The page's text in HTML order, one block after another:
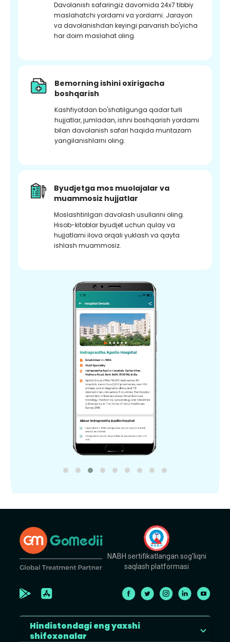
Davolanish safaringiz davomida 24x7 tibbiy
maslahatchi yordami va yordami. Jarayon
va davolanishdan keyingi parvarish bo'yicha
har doim maslahat oling.
Bemorning ishini oxirigacha
boshqarish
Kashfiyotdan bo'shatilgunga qadar turli
hujjatlar, jumladan, ishni boshqarish yordami
bilan davolanish safari haqida muntazam
yangilanishlarni oling.
Byudjetga mos muolajalar va
muammosiz hujjatlar
Moslashtirilgan davolash usullarini oling.
Hisob-kitoblar byudjet uchun qulay va
hujjatlarni ilova orqali yuklash va qayta
ishlash muammosiz.
NABH sertifikatlangan sog'liqni
saqlash platformasi
Hindistondagi eng yaxshi
shifoxonalar